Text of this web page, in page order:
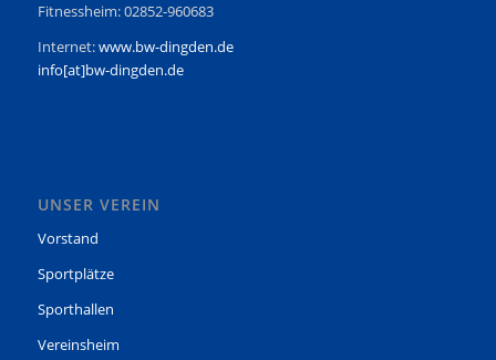
Fitnessheim: 02852-960683
Internet:www.bw-dingden.de
info[at]bw-dingden.de
UNSER VEREIN
Vorstand
Sportplätze
Sporthallen
Vereinsheim